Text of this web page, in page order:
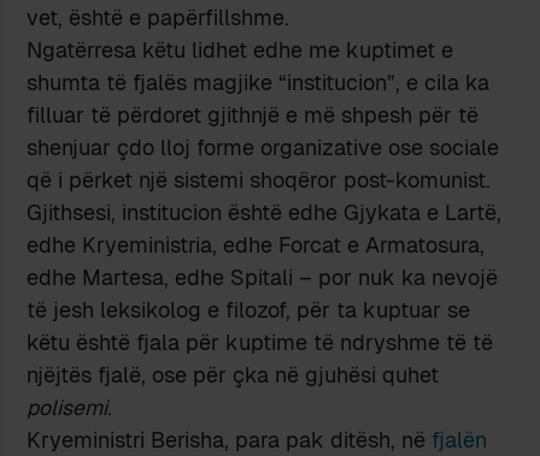
vet, është e papërfillshme.
Ngatërresa këtu lidhet edhe me kuptimet e
shumta të fjalës magjike “institucion”, e cila ka
filluar të përdoret gjithnjë e më shpesh për të
shenjuar çdo lloj forme organizative ose sociale
që i përket një sistemi shoqëror post-komunist.
Gjithsesi, institucion është edhe Gjykata e Lartë,
edhe Kryeministria, edhe Forcat e Armatosura,
edhe Martesa, edhe Spitali – por nuk ka nevojë
të jesh leksikolog e filozof, për ta kuptuar se
këtu është fjala për kuptime të ndryshme të të
njëjtës fjalë, ose për çka në gjuhësi quhet
polisemi.
Kryeministri Berisha, para pak ditësh, në fjalën